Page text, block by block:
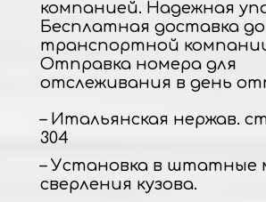
компанией. Надежная
Бесплатная доставка до
транспортной
Отправка номера для
отслеживания в день
– Итальянская нержав.
304
– Установка в штатные
сверления кузова.